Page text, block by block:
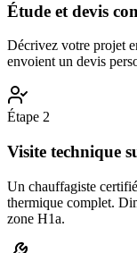
Étude et devis
Décrivez votre projet
envoient un devis
Étape 2
Visite technique
Un chauffagiste
thermique complet.
zone H1a.